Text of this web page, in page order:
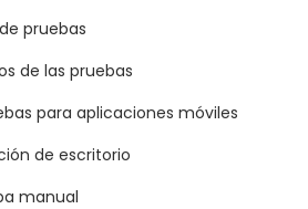
pruebas
de las pruebas
para aplicaciones móviles
de escritorio
manual